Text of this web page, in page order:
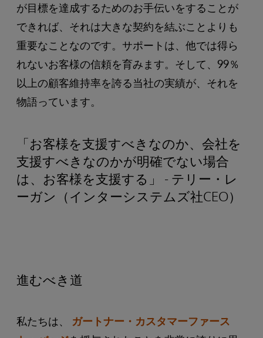
が目標を達成するためのお手伝いをすることが
できれば、それは大きな契約を結ぶことよりも
重要なことなのです。サポートは、他では得ら
れないお客様の信頼を育みます。そして、99％
以上の顧客維持率を誇る当社の実績が、それを
物語っています。
「お客様を支援すべきなのか、会社を
支援すべきなのかが明確でない場合
は、お客様を支援する」 - テリー・レ
ーガン（インターシステムズ社CEO）
進むべき道
私たちは、 ガートナー・カスタマーファース